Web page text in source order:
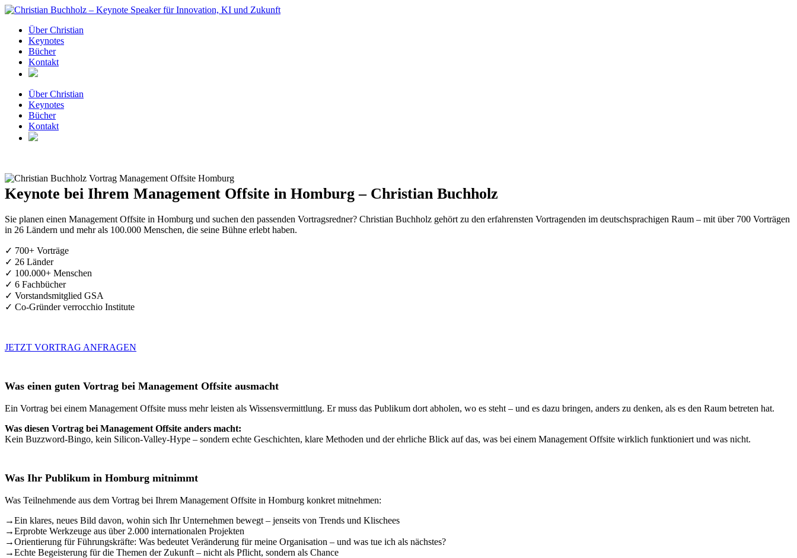
Zum
springenÜber Christian
Keynotes
Bücher
Kontakt
Über Christian
Keynotes
Bücher
Kontakt
Keynote bei Ihrem Management Offsite in Homburg – Christian Buchholz
Sie planen einen Management Offsite in Homburg und suchen den passenden Vortragsredner? Christian Buchholz gehört zu den erfahrensten Vortragenden im deutschsprachigen Raum – mit über 700 Vorträgen
in 26 Ländern und mehr als 100.000 Menschen, die seine Bühne erlebt haben.
✓ 700+ Vorträge
✓ 26 Länder
✓ 100.000+ Menschen
✓ 6 Fachbücher
✓ Vorstandsmitglied GSA
✓ Co-Gründer verrocchio Institute
JETZT VORTRAG ANFRAGEN
Was einen guten Vortrag bei Management Offsite ausmacht
Ein Vortrag bei einem Management Offsite muss mehr leisten als Wissensvermittlung. Er muss das Publikum dort abholen, wo es steht – und es dazu bringen, anders zu denken, als es den Raum betreten hat.
Was diesen Vortrag bei Management Offsite anders macht:
Kein Buzzword-Bingo, kein Silicon-Valley-Hype – sondern echte Geschichten, klare Methoden und der ehrliche Blick auf das, was bei einem Management Offsite wirklich funktioniert und was nicht.
Was Ihr Publikum in Homburg mitnimmt
Was Teilnehmende aus dem Vortrag bei Ihrem Management Offsite in Homburg konkret mitnehmen:
→Ein klares, neues Bild davon, wohin sich Ihr Unternehmen bewegt – jenseits von Trends und Klischees
→Erprobte Werkzeuge aus über 2.000 internationalen Projekten
→Orientierung für Führungskräfte: Was bedeutet Veränderung für meine Organisation – und was tue ich als nächstes?
→Echte Begeisterung für die Themen der Zukunft – nicht als Pflicht, sondern als Chance